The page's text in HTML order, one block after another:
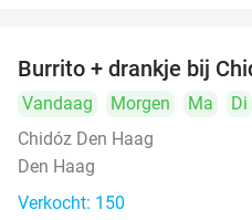
Burrito + drankje bij
Vandaag Morgen Ma Di
Chidóz Den Haag
Den Haag
Verkocht: 150